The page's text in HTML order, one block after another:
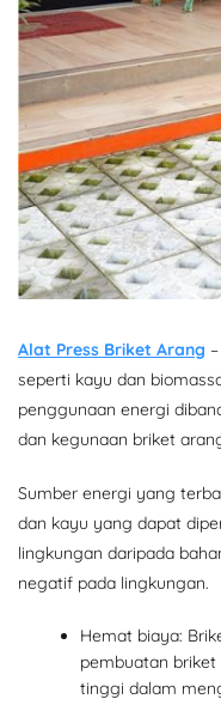
Alat Press Briket Arang
seperti kayu dan
penggunaan energi
dan kegunaan briket
Sumber energi yang
dan kayu yang dapat
lingkungan daripada
negatif pada lingkungan.
Hemat biaya:
pembuatan
tinggi dalam